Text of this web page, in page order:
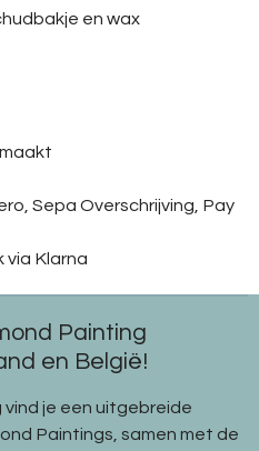
en wax
Sepa Overschrijving, Pay
Klarna
Painting
en België!
vind je een uitgebreide
Paintings, samen met de